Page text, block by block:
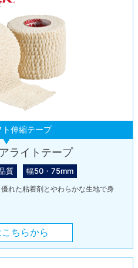
ト伸縮テープ
ライトテープ
質 幅50・75mm
れた粘着剤とやわらかな生地で身
ちらから